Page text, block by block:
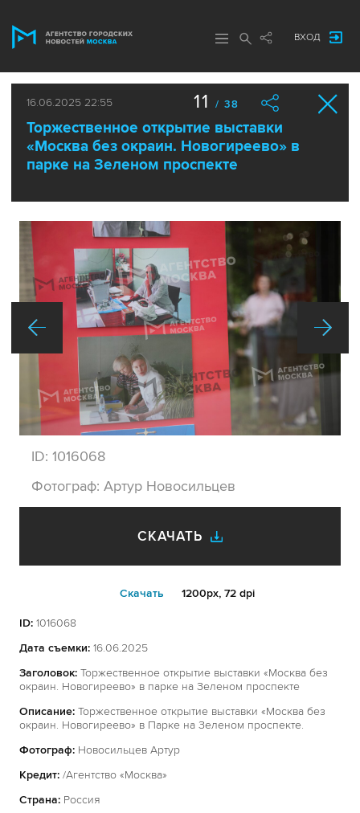
ВХОД
16.06.2025 22:55
Торжественное открытие выставки
«Москва без окраин. Новогиреево» в
парке на Зеленом проспекте
11 / 38
ID: 1016068
Фотограф: Артур Новосильцев
СКАЧАТЬ
Cкачать 1200px, 72 dpi
ID: 1016068
Дата съемки: 16.06.2025
Заголовок: Торжественное открытие выставки «Москва без
окраин. Новогиреево» в парке на Зеленом проспекте
Описание: Торжественное открытие выставки «Москва без
окраин. Новогиреево» в Парке на Зеленом проспекте.
Фотограф: Новосильцев Артур
Кредит: /Агентство «Москва»
Страна: Россия